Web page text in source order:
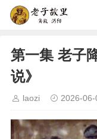
第一集 老子
说》
laozi 2026-06-